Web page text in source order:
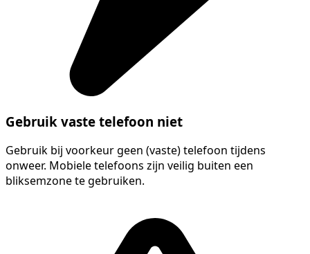
Gebruik vaste telefoon niet
Gebruik bij voorkeur geen (vaste) telefoon tijdens
onweer. Mobiele telefoons zijn veilig buiten een
bliksemzone te gebruiken.